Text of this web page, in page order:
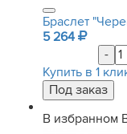
Браслет
5 264
-
Купить в 1
В избранном